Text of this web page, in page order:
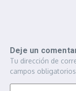
Deje un
Tu dirección de
campos